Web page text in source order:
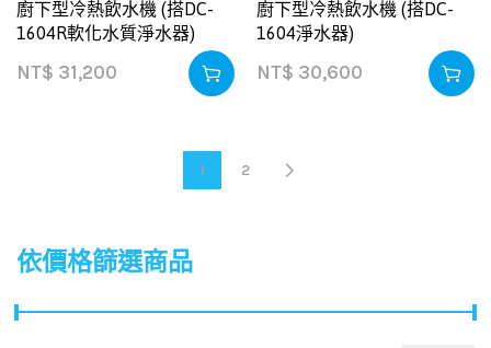
依價格篩選商品
廚下型冷熱飲水機 (搭DC-
1604R軟化水質淨水器)
NT$ 31,200
廚下型冷熱飲水機 (搭DC-
1604淨水器)
NT$ 30,600
1 2